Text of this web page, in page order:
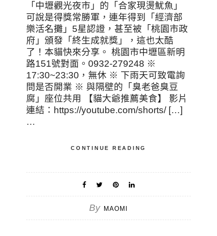
「中壢觀光夜市」的「合家現燙魷魚」
可說是得獎常勝軍，連年得到「經濟部
樂活名攤」5星認證，甚至被「桃園市政
府」頒發「終生成就獎」，這也太酷
了！本貓快來分享。 桃園市中壢區新明
路151號對面。0932-279248 ※
17:30~23:30，無休 ※ 下雨天可致電詢
問是否開業 ※ 與隔壁的「臭老爸臭豆
腐」座位共用 【貓大爺推薦美食】 影片
連結：https://youtube.com/shorts/ […]
…
CONTINUE READING
By MAOMI